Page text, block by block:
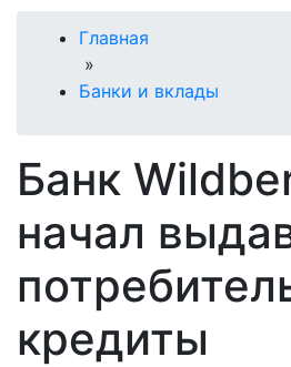
Главная
»
Банки и вклады
Банк
начал
кредиты